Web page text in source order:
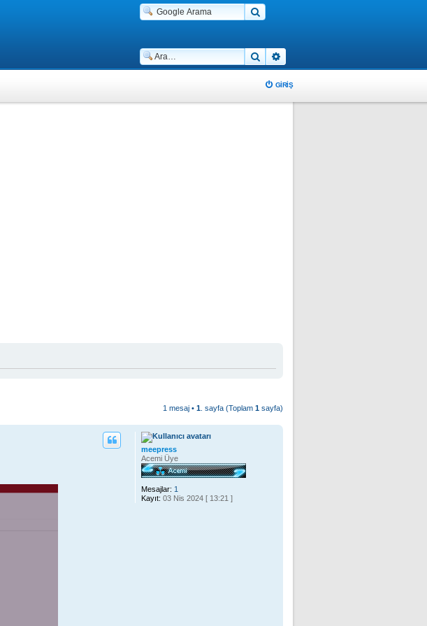
Ara
GIRIŞ
1 mesaj • 1 . sayfa (Toplam 1 sayfa)
meepress
Acemi Üye
Mesajlar: 1
Kayıt: 03 Nis 2024 [ 13:21 ]